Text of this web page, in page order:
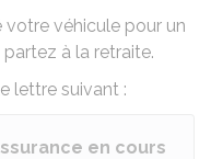
votre véhicule pour un
à la retraite.
lettre suivant :
en cours